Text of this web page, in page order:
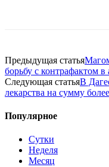
Предыдущая статья
борьбу с контрафактом в
Следующая статьяВ
лекарства на сумму
Популярное
Сутки
Неделя
Месяц